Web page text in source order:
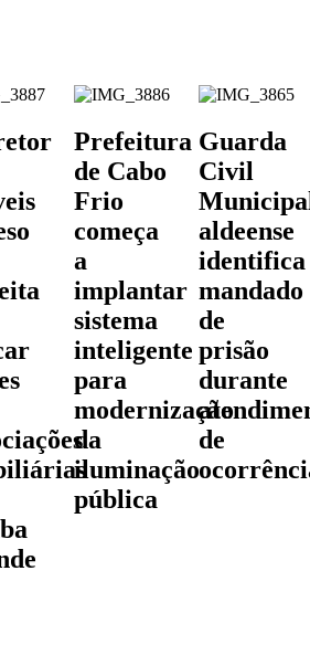
Prefeitura
de Cabo
Frio
começa
a
implantar
sistema
inteligente
para
modernização
da
iluminação
pública
Guarda
Civil
aldeense
identifica
mandado
de
prisão
durante
de